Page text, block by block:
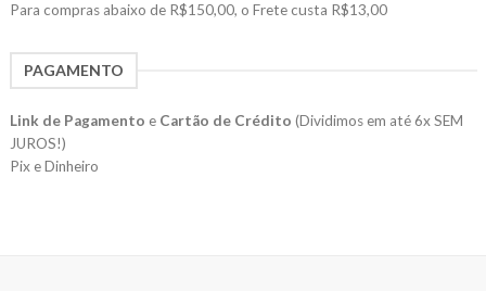
Para compras abaixo de R$150,00, o Frete custa R$13,00
PAGAMENTO
Link de Pagamento e Cartão de Crédito (Dividimos em até 6x SEM
JUROS!)
Pix e Dinheiro